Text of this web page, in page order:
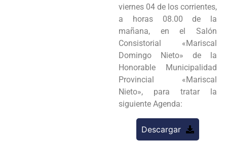
viernes 04 de los corrientes,
a horas 08.00 de la
mañana, en el Salón
Consistorial «Mariscal
Domingo Nieto» de la
Honorable Municipalidad
Provincial «Mariscal
Nieto», para tratar la
siguiente Agenda:
Descargar